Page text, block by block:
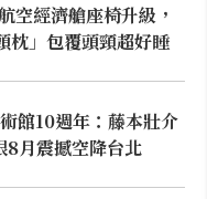
空經濟艙座椅升級，
」包覆頭頸超好睡
館10週年：藤本壯介
8月震撼空降台北